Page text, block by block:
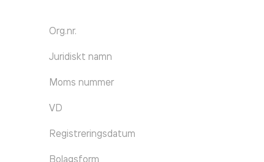
Org.nr.
Juridiskt namn
Moms nummer
VD
Registreringsdatum
Bolagsform